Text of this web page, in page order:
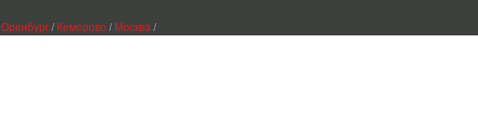
Оренбург / Кемерово / Москва /